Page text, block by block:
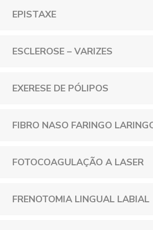
EPISTAXE
ESCLEROSE – VARIZES
EXERESE DE PÓLIPOS
FIBRO NASO FARINGO
FOTOCOAGULAÇÃO A LASER
FRENOTOMIA LINGUAL LABIAL